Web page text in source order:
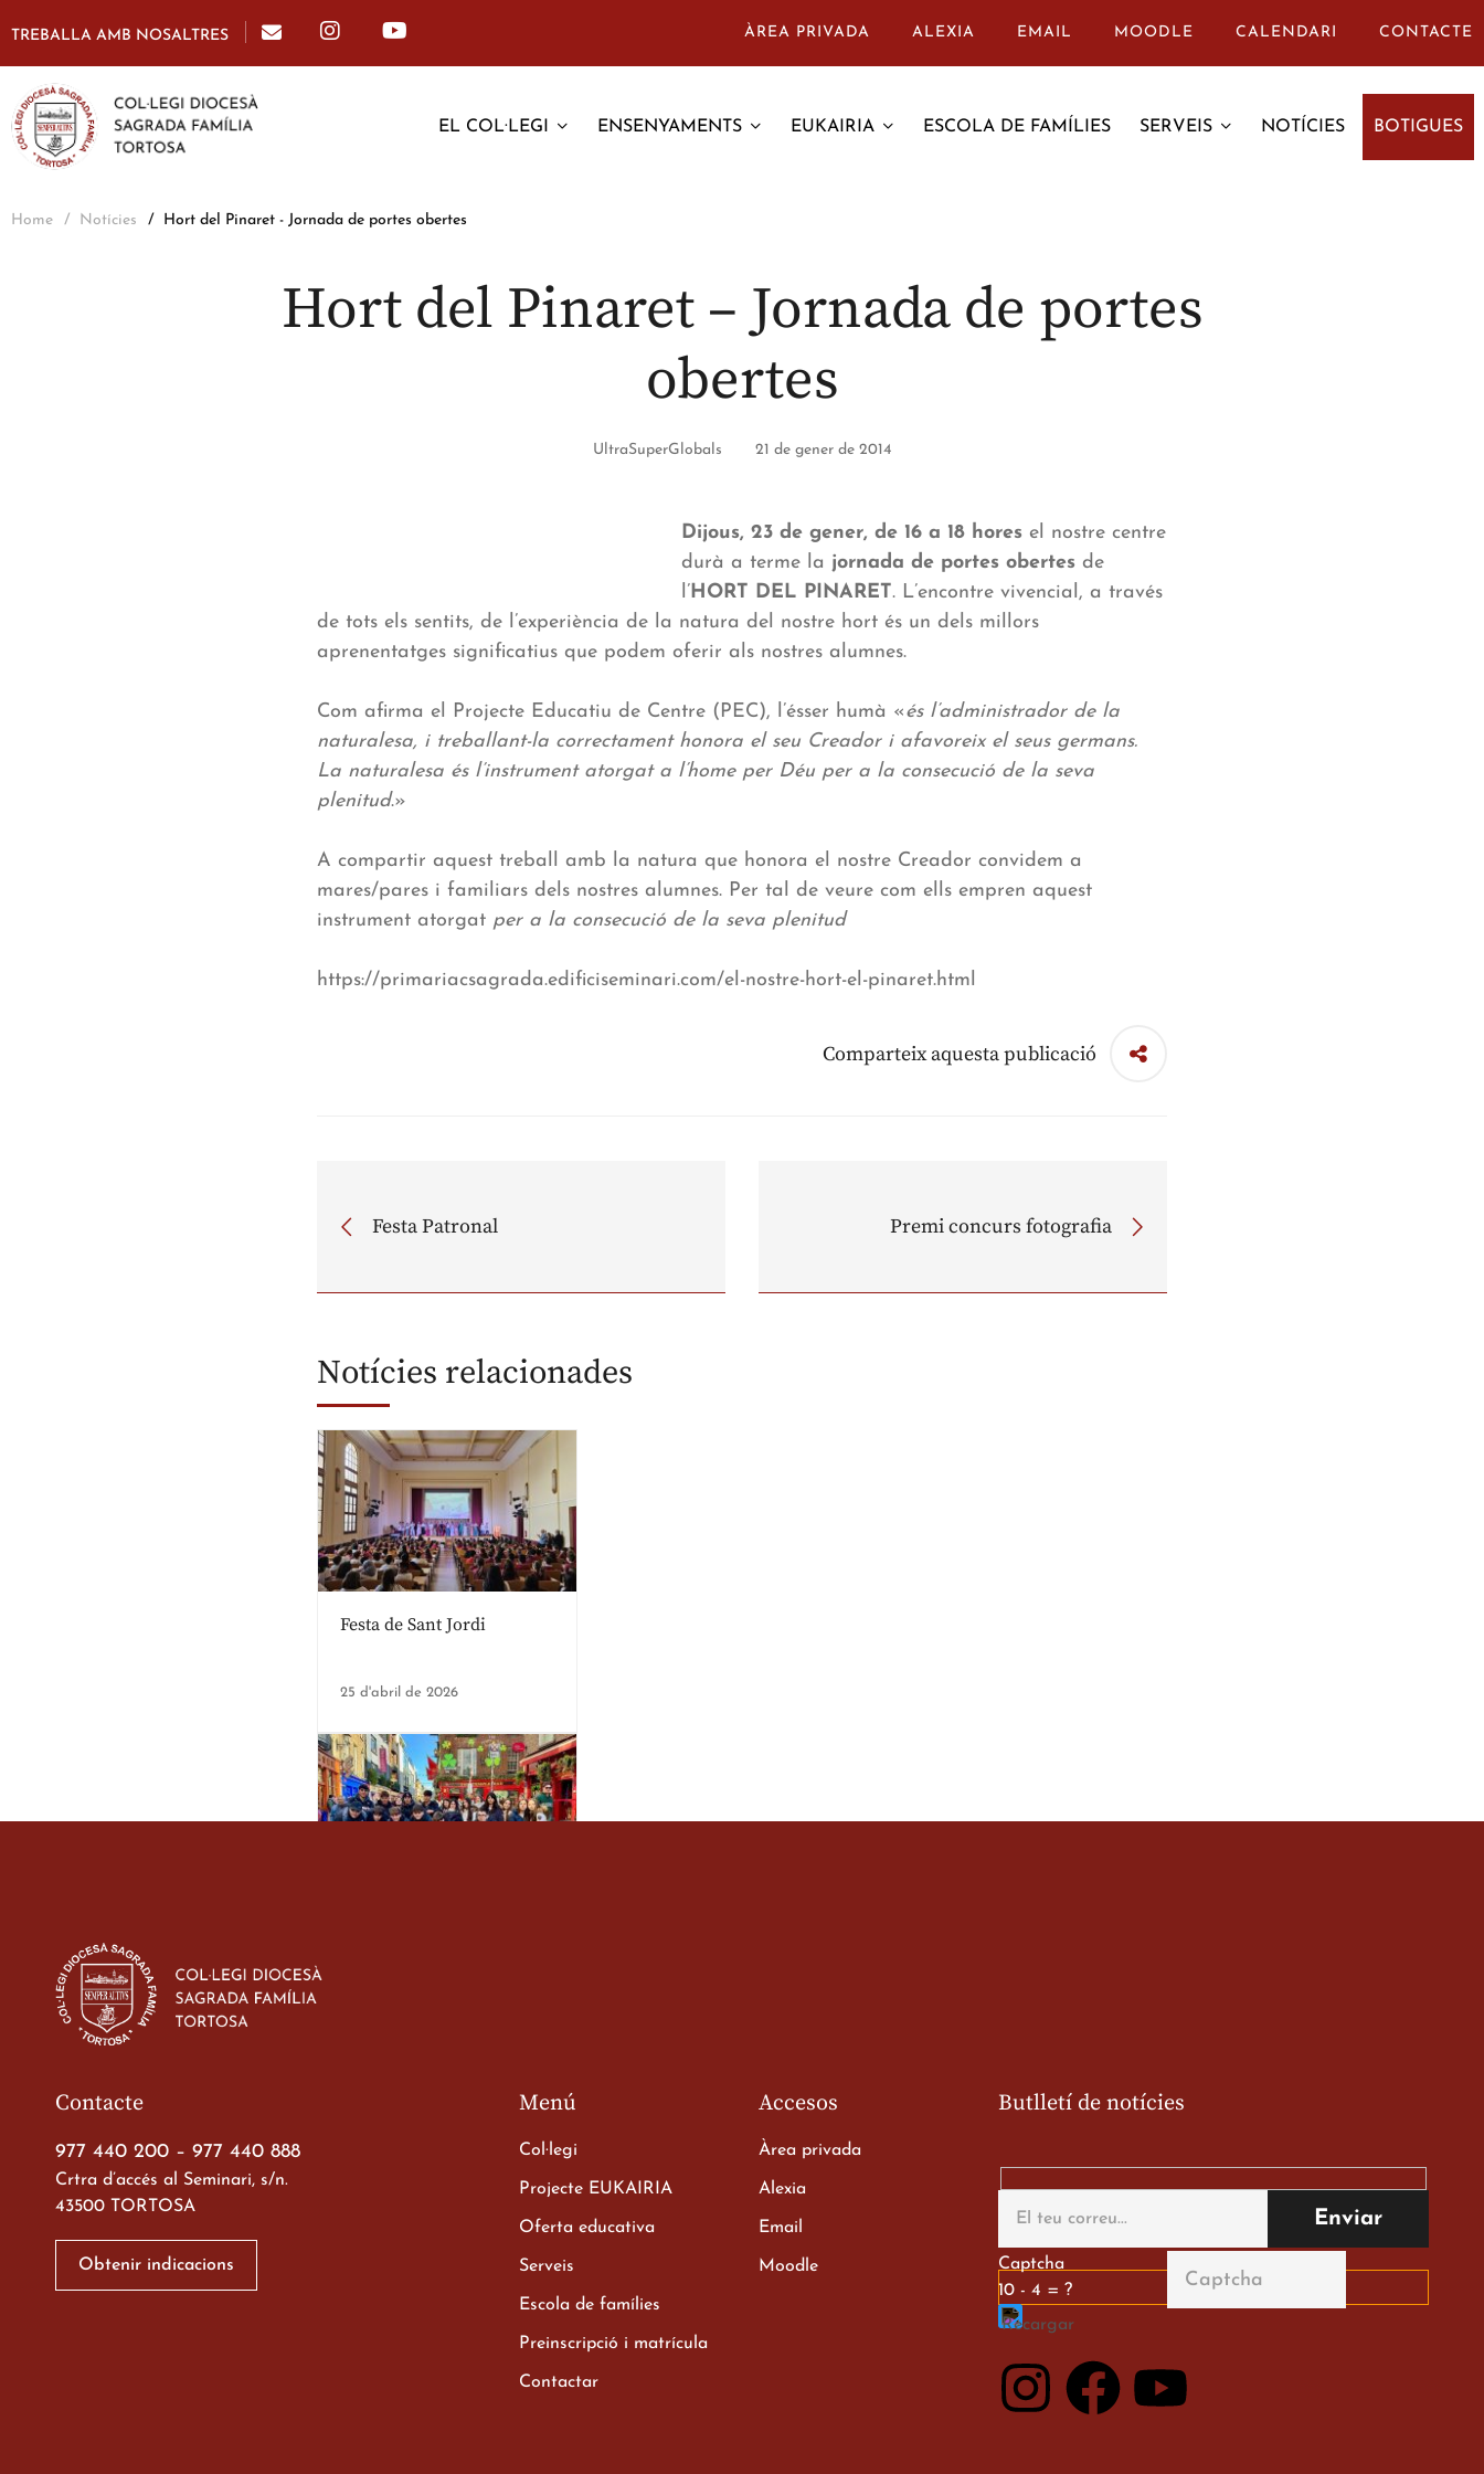
TREBALLA AMB NOSALTRES ÀREA PRIVADA ALEXIA EMAIL MOODLE CALENDARI CONTACTE
EL COL·LEGI ENSENYAMENTS EUKAIRIA ESCOLA DE FAMÍLIES SERVEIS NOTÍCIES BOTIGUES
Home Notícies Hort del Pinaret - Jornada de portes obertes
Hort del Pinaret – Jornada de portes
obertes
UltraSuperGlobals 21 de gener de 2014
Dijous, 23 de gener, de 16 a 18 hores el nostre centre
durà a terme la jornada de portes obertes de
l’HORT DEL PINARET. L’encontre vivencial, a través
de tots els sentits, de l’experiència de la natura del nostre hort és un dels millors
aprenentatges significatius que podem oferir als nostres alumnes.
Com afirma el Projecte Educatiu de Centre (PEC), l’ésser humà «és l’administrador de la
naturalesa, i treballant-la correctament honora el seu Creador i afavoreix el seus germans.
La naturalesa és l’instrument atorgat a l’home per Déu per a la consecució de la seva
plenitud.»
A compartir aquest treball amb la natura que honora el nostre Creador convidem a
mares/pares i familiars dels nostres alumnes. Per tal de veure com ells empren aquest
instrument atorgat per a la consecució de la seva plenitud
https://primariacsagrada.edificiseminari.com/el-nostre-hort-el-pinaret.html
Comparteix aquesta publicació
Festa Patronal Premi concurs fotografia
Notícies relacionades
Festa de Sant Jordi
25 d'abril de 2026
Xerrada del Sr. Bisbe als
Contacte
977 440 200 – 977 440 888
Crtra d’accés al Seminari, s/n.
43500 TORTOSA
Obtenir indicacions
Menú
Col·legi
Projecte EUKAIRIA
Oferta educativa
Serveis
Escola de famílies
Preinscripció i matrícula
Contactar
Accesos
Àrea privada
Alexia
Email
Moodle
Butlletí de notícies
Captcha
10 - 4 = ?